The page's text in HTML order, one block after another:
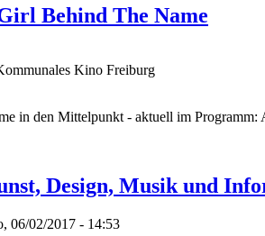
Behind The Name
Kino Freiburg
in den Mittelpunkt - aktuell im
Design, Musik und
06/02/2017 - 14:53